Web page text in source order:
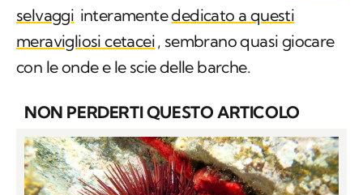
selvaggi interamentededicato a questi
meravigliosi cetacei, sembrano quasi giocare
con le onde e le scie delle barche.
NON PERDERTI QUESTO ARTICOLO